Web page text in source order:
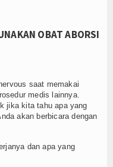
OBAT ABORSI
saat memakai
medis lainnya.
jika kita tahu apa yang
akan berbicara dengan
dan apa yang